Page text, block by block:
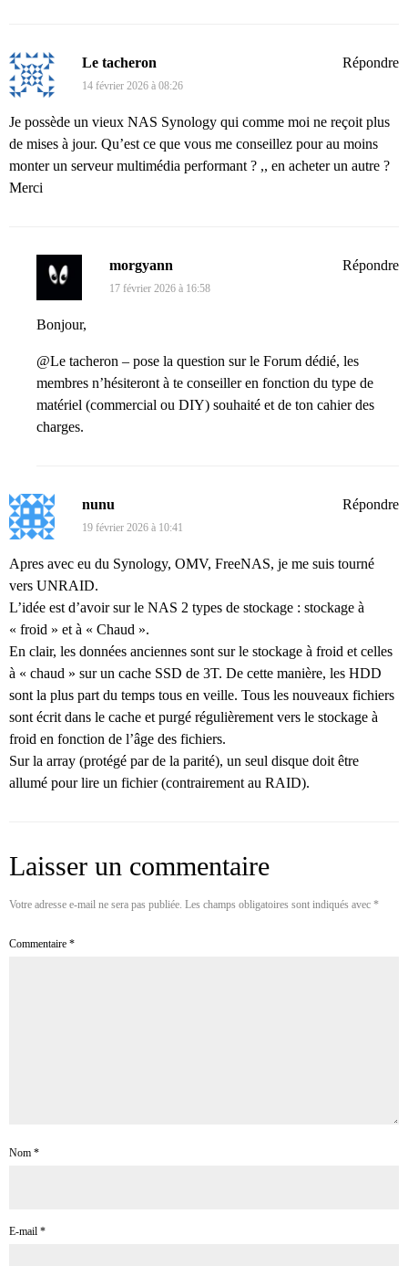
Le tacheron
14 février 2026 à 08:26
Je possède un vieux NAS Synology qui comme moi ne reçoit plus
de mises à jour. Qu’est ce que vous me conseillez pour au moins
monter un serveur multimédia performant ? ,, en acheter un autre ?
Merci
Répondre
morgyann
17 février 2026 à 16:58
Bonjour,
@Le tacheron – pose la question sur le Forum dédié, les
membres n’hésiteront à te conseiller en fonction du type de
matériel (commercial ou DIY) souhaité et de ton cahier des
charges.
Répondre
nunu
19 février 2026 à 10:41
Apres avec eu du Synology, OMV, FreeNAS, je me suis tourné
vers UNRAID.
L’idée est d’avoir sur le NAS 2 types de stockage : stockage à
« froid » et à « Chaud ».
En clair, les données anciennes sont sur le stockage à froid et celles
à « chaud » sur un cache SSD de 3T. De cette manière, les HDD
sont la plus part du temps tous en veille. Tous les nouveaux fichiers
sont écrit dans le cache et purgé régulièrement vers le stockage à
froid en fonction de l’âge des fichiers.
Sur la array (protégé par de la parité), un seul disque doit être
allumé pour lire un fichier (contrairement au RAID).
Répondre
Laisser un commentaire
Votre adresse e-mail ne sera pas publiée. Les champs obligatoires sont indiqués avec *
Commentaire *
Nom *
E-mail *